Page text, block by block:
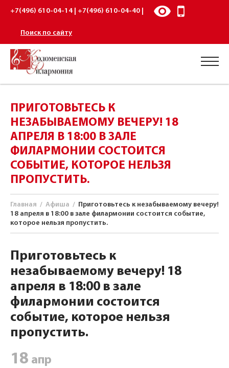
+7(496) 610-04-14 | +7(496) 610-04-40 |
Поиск по сайту
ПРИГОТОВЬТЕСЬ К
НЕЗАБЫВАЕМОМУ ВЕЧЕРУ! 18
АПРЕЛЯ В 18:00 В ЗАЛЕ
ФИЛАРМОНИИ СОСТОИТСЯ
СОБЫТИЕ, КОТОРОЕ НЕЛЬЗЯ
ПРОПУСТИТЬ.
Главная / Афиша / Приготовьтесь к незабываемому вечеру!
18 апреля в 18:00 в зале филармонии состоится событие,
которое нельзя пропустить.
Приготовьтесь к
незабываемому вечеру! 18
апреля в 18:00 в зале
филармонии состоится
событие, которое нельзя
пропустить.
18 апр